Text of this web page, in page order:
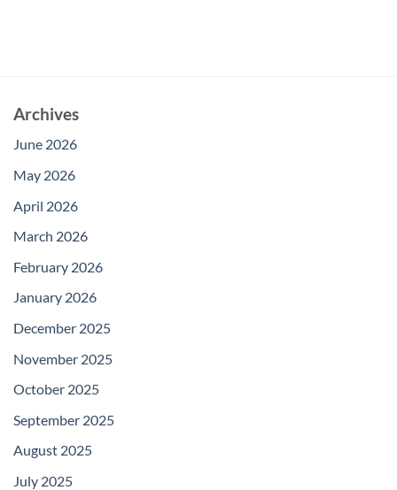
Archives
June 2026
May 2026
April 2026
March 2026
February 2026
January 2026
December 2025
November 2025
October 2025
September 2025
August 2025
July 2025